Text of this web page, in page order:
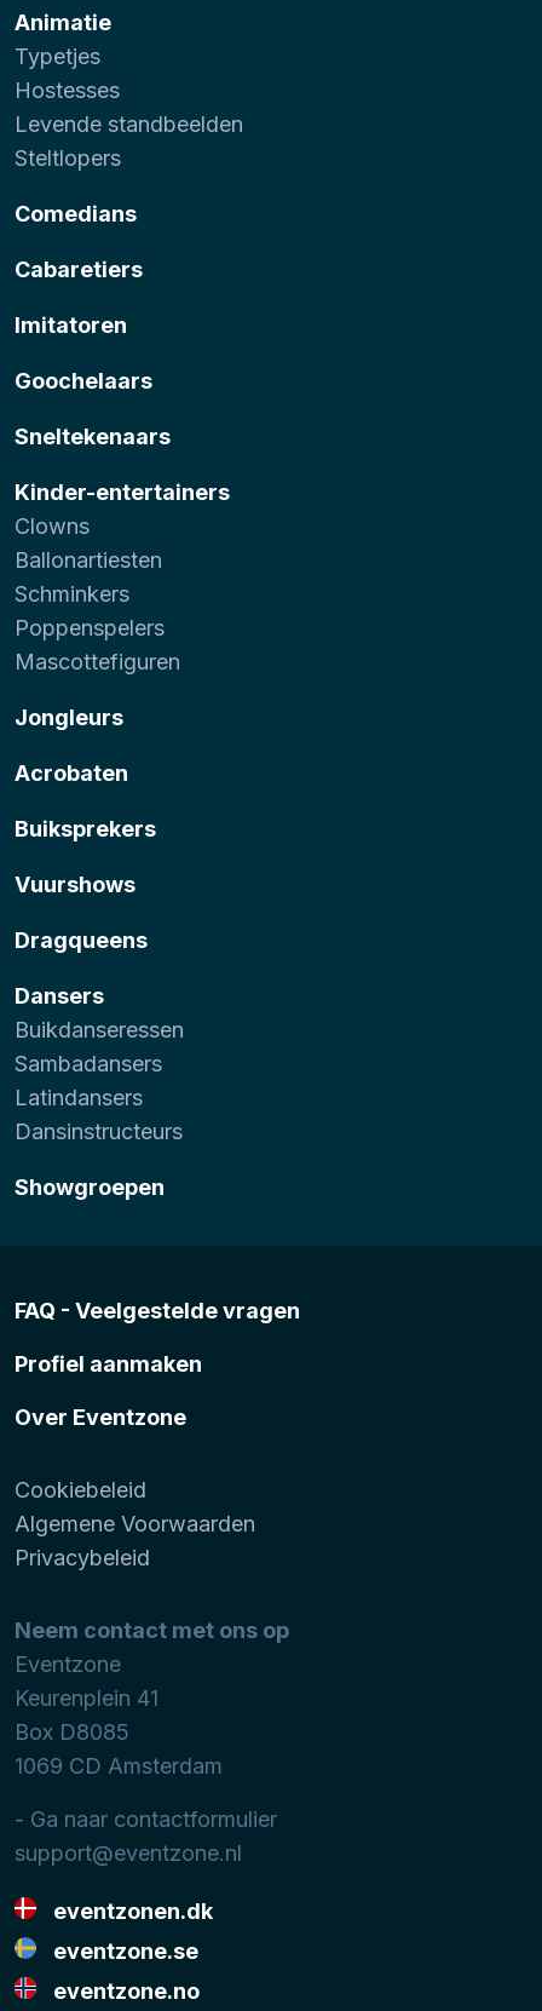
Animatie
Typetjes
Hostesses
Levende standbeelden
Steltlopers
Comedians
Cabaretiers
Imitatoren
Goochelaars
Sneltekenaars
Kinder-entertainers
Clowns
Ballonartiesten
Schminkers
Poppenspelers
Mascottefiguren
Jongleurs
Acrobaten
Buiksprekers
Vuurshows
Dragqueens
Dansers
Buikdanseressen
Sambadansers
Latindansers
Dansinstructeurs
Showgroepen
FAQ - Veelgestelde vragen
Profiel aanmaken
Over Eventzone
Cookiebeleid
Algemene Voorwaarden
Privacybeleid
Neem contact met ons op
Eventzone
Keurenplein 41
Box D8085
1069 CD Amsterdam
- Ga naar contactformulier
support@eventzone.nl
eventzonen.dk
eventzone.se
eventzone.no